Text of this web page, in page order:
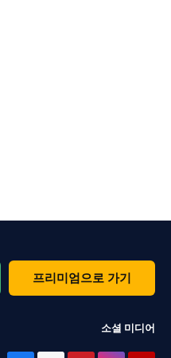
프리미엄으로 가기
소셜 미디어